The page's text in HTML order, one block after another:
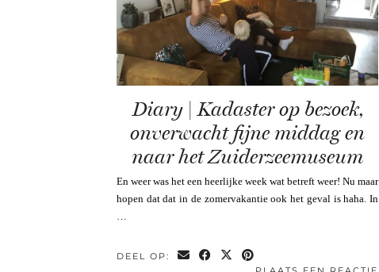
Diary | Kadaster op bezoek,
onverwacht fijne middag en
naar het Zuiderzeemuseum
En weer was het een heerlijke week wat betreft weer! Nu maar
hopen dat dat in de zomervakantie ook het geval is haha. In
DEEL OP: